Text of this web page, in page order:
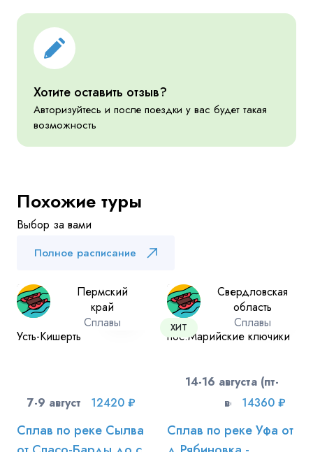
Хотите оставить отзыв?
Авторизуйтесь и после поездки у вас будет такая
возможность
Похожие туры
Выбор за вами
Полное расписание
Пермский
край
Сплавы
7-9 августа (пт-вс)
12420 ₽
Сплав по реке Сылва
ХИТ
Свердловская
область
Сплавы
14-16 августа (пт-
вс)
14360 ₽
Сплав по реке Уфа от